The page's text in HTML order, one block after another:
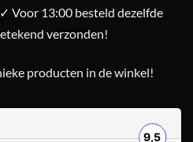
✓ Voor 13:00 besteld dezelfde
verzonden!
producten in de winkel!